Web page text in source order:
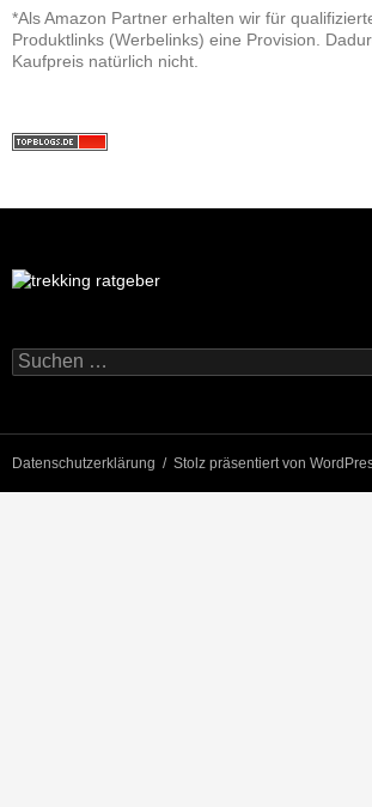
*Als Amazon Partner erhalten wir für
Produktlinks (Werbelinks) eine Provision.
Kaufpreis natürlich nicht.
Suchen
nach:
Datenschutzerklärung Stolz präsentiert von